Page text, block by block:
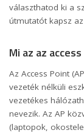
választhatod ki a
útmutatót kapsz
Mi az az
Az Access Point
vezeték nélküli
vezetékes
nevezik. Az AP
(laptopok,